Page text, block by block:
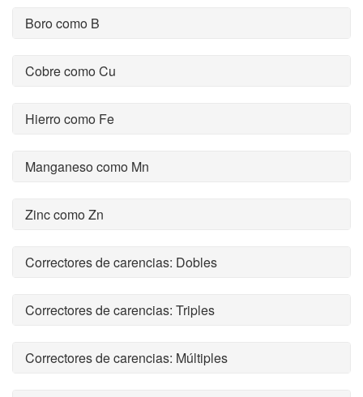
Boro como B
Cobre como Cu
Hierro como Fe
Manganeso como Mn
Zinc como Zn
Correctores de carencias: Dobles
Correctores de carencias: Triples
Correctores de carencias: Múltiples